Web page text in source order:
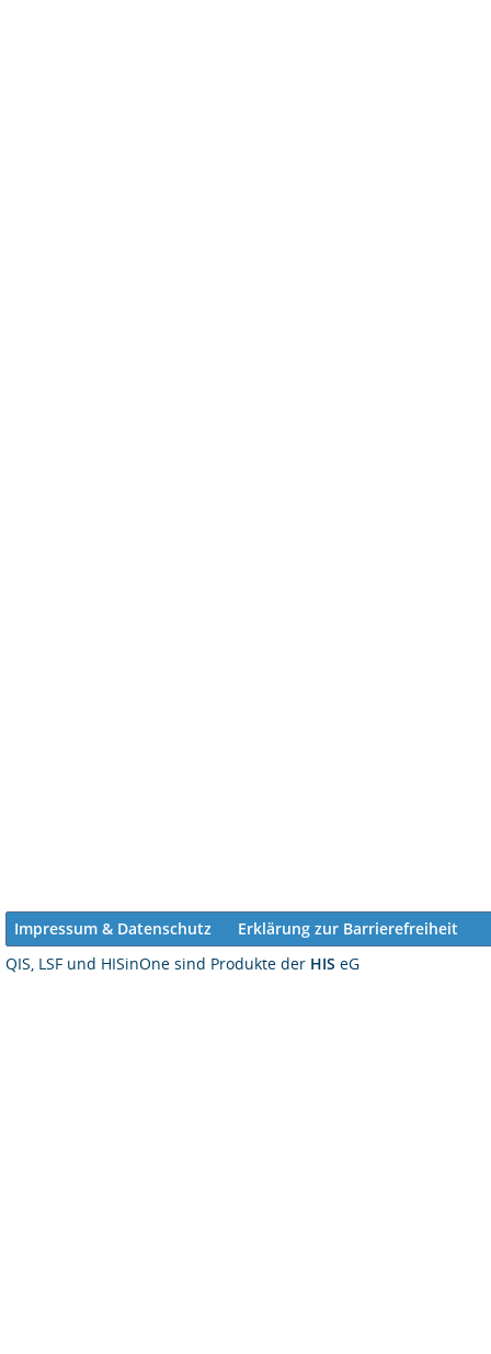
Impressum & Datenschutz
Erklärung zur Barrierefreiheit
QIS, LSF und HISinOne sind Produkte der HIS eG